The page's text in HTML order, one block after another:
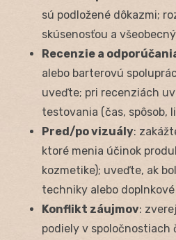
sú podložené dôkazmi;
skúsenosťou a
Recenzie a
alebo barterovú
uveďte; pri recenziách
testovania (čas, spôsob,
Pred/po vizuály:
ktoré menia účinok
kozmetike); uveďte, ak
techniky alebo
Konflikt záujmov:
podiely v spoločnostiach